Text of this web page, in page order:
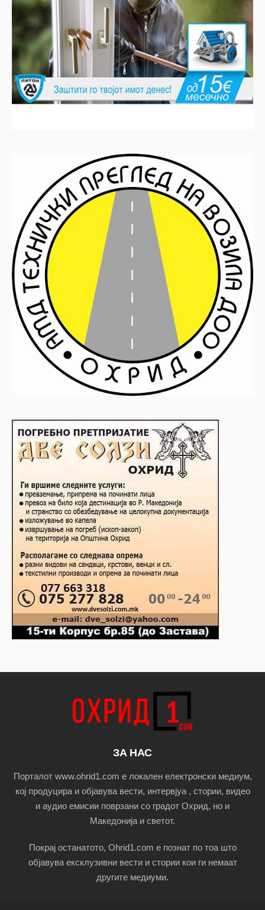
ЗА НАС
Порталот www.ohrid1.com е локален електронски медиум,
кој продуцира и објавува вести, интервјуа , стории, видео
и аудио емисии поврзани со градот Охрид, но и
Македонија и светот.
Покрај останатото, Ohrid1.com е познат по тоа што
објавува ексклузивни вести и стории кои ги немаат
другите медиуми.